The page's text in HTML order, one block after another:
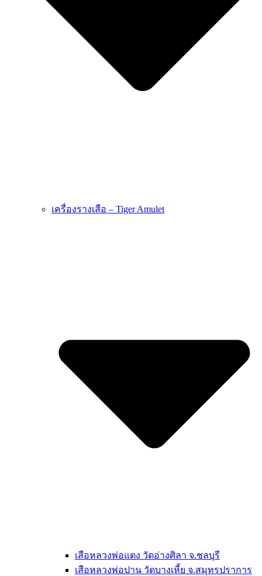
เครื่องรางเสือ – Tiger Amulet
เสือหลวงพ่อแตง วัดอ่างศิลา จ.ชลบุรี
เสือหลวงพ่อปาน วัดบางเหี้ย จ.สมุทรปราการ